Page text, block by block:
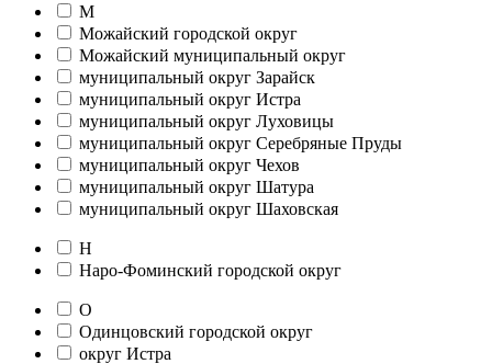
М
Можайский городской округ
Можайский муниципальный округ
муниципальный округ Зарайск
муниципальный округ Истра
муниципальный округ Луховицы
муниципальный округ Серебряные Пруды
муниципальный округ Чехов
муниципальный округ Шатура
муниципальный округ Шаховская
Н
Наро-Фоминский городской округ
О
Одинцовский городской округ
округ Истра